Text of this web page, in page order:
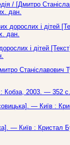
/ [Дмитро
дан.
дорослих і
дан.
і дітей
Кобза, 2003. — 352
— Київ :
— Київ :